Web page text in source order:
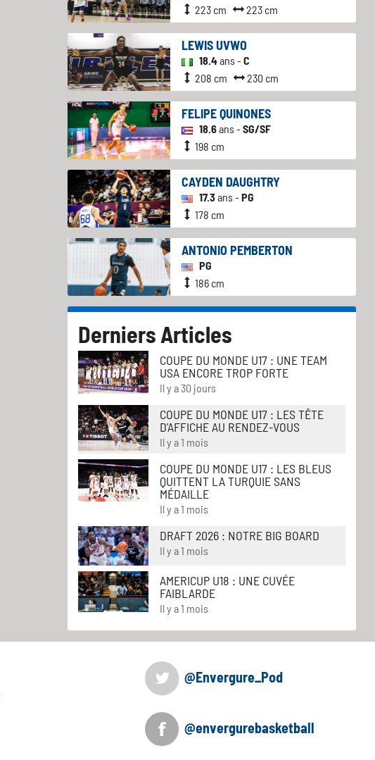
223 cm
223 cm
LEWIS UVWO
18.4ans -C
208 cm
230 cm
FELIPE QUINONES
18.6ans -SG/SF
198 cm
CAYDEN DAUGHTRY
17.3ans -PG
178 cm
ANTONIO PEMBERTON
PG
186 cm
Derniers Articles
COUPE DU MONDE U17 : UNE TEAM
USA ENCORE TROP FORTE
Il y a 30 jours
COUPE DU MONDE U17 : LES TÊTE
D'AFFICHE AU RENDEZ-VOUS
Il y a 1 mois
COUPE DU MONDE U17 : LES BLEUS
QUITTENT LA TURQUIE SANS
MÉDAILLE
Il y a 1 mois
DRAFT 2026 : NOTRE BIG BOARD
Il y a 1 mois
AMERICUP U18 : UNE CUVÉE
FAIBLARDE
Il y a 1 mois
@Envergure_Pod
@envergurebasketball